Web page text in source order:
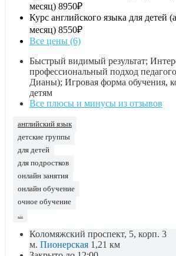
месяц) 8950₽
Курс английского языка для детей
месяц) 8550₽
Все цены (6)
Быстрый видимый результат;
профессиональный подход
Дианы); Игровая форма обучения,
детям
Все плюсы и минусы из отзывов
английский язык
детские группы
для детей
для подростков
онлайн занятия
онлайн обучение
очное обучение
Коломяжский проспект, 5, корп. 3
м. Пионерская 1,21 км